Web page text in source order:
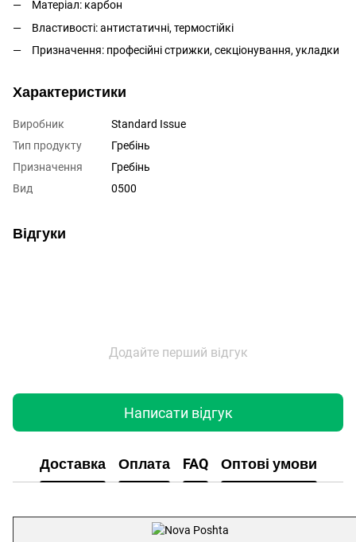
Матеріал: карбон
Властивості: антистатичні, термостійкі
Призначення: професійні стрижки, секціонування, укладки
Характеристики
Виробник
Standard Issue
Тип продукту
Гребінь
Призначення
Гребінь
Вид
0500
Відгуки
Додайте перший відгук
Написати відгук
Доставка Оплата FAQ Оптові умови